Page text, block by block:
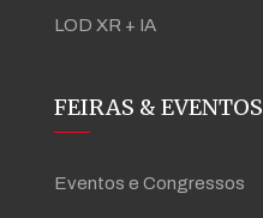
LOD XR + IA
FEIRAS & EVENTOS
Eventos e Congressos